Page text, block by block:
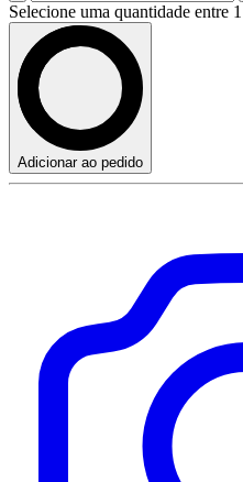
Selecione uma quantidade entre
Adicionar ao pedido